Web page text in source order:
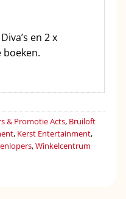
en 2 x
boeken.
& Promotie Acts, Bruiloft
, Kerst Entertainment,
,Winkelcentrum